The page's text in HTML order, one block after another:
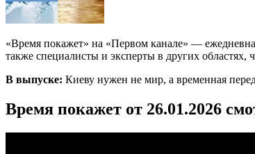
«Время покажет» на «Первом канале» —
также специалисты и эксперты в других
В выпуске: Киеву нужен не мир, а временная
Время покажет от 26.01.2026